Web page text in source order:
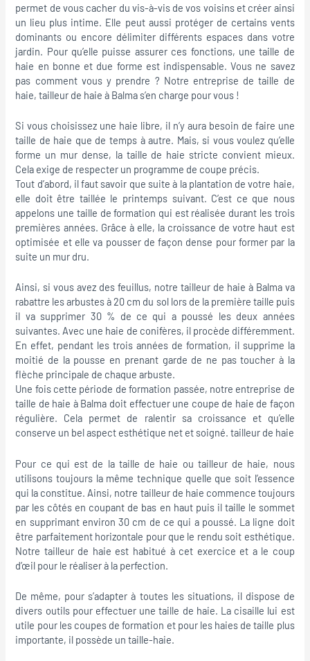
permet de vous cacher du vis-à-vis de vos voisins et créer ainsi
un lieu plus intime. Elle peut aussi protéger de certains vents
dominants ou encore délimiter différents espaces dans votre
jardin. Pour qu’elle puisse assurer ces fonctions, une taille de
haie en bonne et due forme est indispensable. Vous ne savez
pas comment vous y prendre ? Notre entreprise de taille de
haie, tailleur de haie à Balma s’en charge pour vous !
Si vous choisissez une haie libre, il n’y aura besoin de faire une
taille de haie que de temps à autre. Mais, si vous voulez qu’elle
forme un mur dense, la taille de haie stricte convient mieux.
Cela exige de respecter un programme de coupe précis.
Tout d’abord, il faut savoir que suite à la plantation de votre haie,
elle doit être taillée le printemps suivant. C’est ce que nous
appelons une taille de formation qui est réalisée durant les trois
premières années. Grâce à elle, la croissance de votre haut est
optimisée et elle va pousser de façon dense pour former par la
suite un mur dru.
Ainsi, si vous avez des feuillus, notre tailleur de haie à Balma va
rabattre les arbustes à 20 cm du sol lors de la première taille puis
il va supprimer 30 % de ce qui a poussé les deux années
suivantes. Avec une haie de conifères, il procède différemment.
En effet, pendant les trois années de formation, il supprime la
moitié de la pousse en prenant garde de ne pas toucher à la
flèche principale de chaque arbuste.
Une fois cette période de formation passée, notre entreprise de
taille de haie à Balma doit effectuer une coupe de haie de façon
régulière. Cela permet de ralentir sa croissance et qu’elle
conserve un bel aspect esthétique net et soigné. tailleur de haie
Pour ce qui est de la taille de haie ou tailleur de haie, nous
utilisons toujours la même technique quelle que soit l’essence
qui la constitue. Ainsi, notre tailleur de haie commence toujours
par les côtés en coupant de bas en haut puis il taille le sommet
en supprimant environ 30 cm de ce qui a poussé. La ligne doit
être parfaitement horizontale pour que le rendu soit esthétique.
Notre tailleur de haie est habitué à cet exercice et a le coup
d’œil pour le réaliser à la perfection.
De même, pour s’adapter à toutes les situations, il dispose de
divers outils pour effectuer une taille de haie. La cisaille lui est
utile pour les coupes de formation et pour les haies de taille plus
importante, il possède un taille-haie.